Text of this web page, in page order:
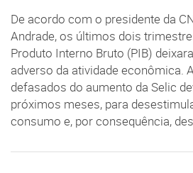
De acordo com o presidente da
Andrade, os últimos dois
Produto Interno Bruto (PIB)
adverso da atividade econômica.
defasados do aumento da Selic
próximos meses, para
consumo e, por consequência,